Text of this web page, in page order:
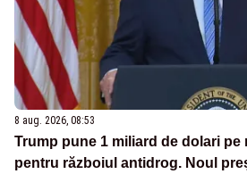
8 aug. 2026, 08:53
Trump pune 1 miliard de dolari pe
pentru războiul antidrog. Noul